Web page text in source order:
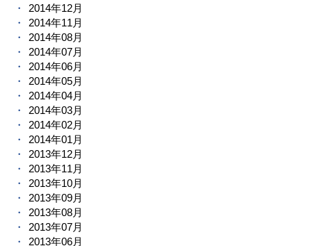
2014年12月
2014年11月
2014年08月
2014年07月
2014年06月
2014年05月
2014年04月
2014年03月
2014年02月
2014年01月
2013年12月
2013年11月
2013年10月
2013年09月
2013年08月
2013年07月
2013年06月